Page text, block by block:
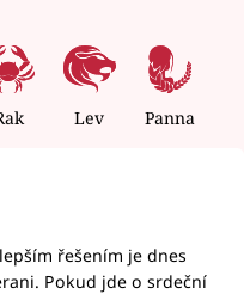
Lev Panna
řešením je dnes
Pokud jde o srdeční